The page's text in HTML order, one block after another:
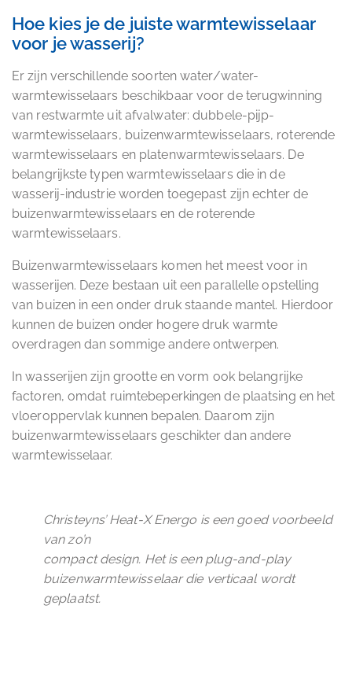
Hoe kies je de juiste warmtewisselaar
voor je wasserij?
Er zijn verschillende soorten water/water-
warmtewisselaars beschikbaar voor de terugwinning
van restwarmte uit afvalwater: dubbele-pijp-
warmtewisselaars, buizenwarmtewisselaars, roterende
warmtewisselaars en platenwarmtewisselaars. De
belangrijkste typen warmtewisselaars die in de
wasserij-industrie worden toegepast zijn echter de
buizenwarmtewisselaars en de roterende
warmtewisselaars.
Buizenwarmtewisselaars komen het meest voor in
wasserijen. Deze bestaan uit een parallelle opstelling
van buizen in een onder druk staande mantel. Hierdoor
kunnen de buizen onder hogere druk warmte
overdragen dan sommige andere ontwerpen.
In wasserijen zijn grootte en vorm ook belangrijke
factoren, omdat ruimtebeperkingen de plaatsing en het
vloeroppervlak kunnen bepalen. Daarom zijn
buizenwarmtewisselaars geschikter dan andere
warmtewisselaar.
Christeyns’ Heat-X Energo is een goed voorbeeld
van zo’n
compact design. Het is een plug-and-play
buizenwarmtewisselaar die verticaal wordt
geplaatst.